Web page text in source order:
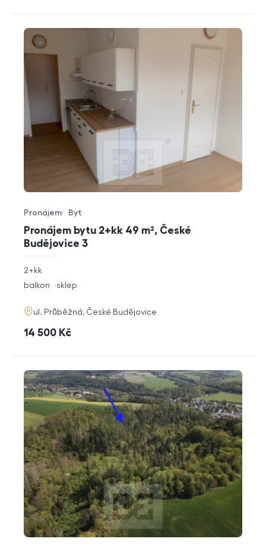
Pronájem bytu 2+kk 49 m², České
Budějovice 3
Typ nabídky
Pronájem
Typ nemovitosti
Byt
rozměry
2+kk
funkce
balkon sklep
adresa
ul. Průběžná, České Budějovice
cena
14 500 Kč